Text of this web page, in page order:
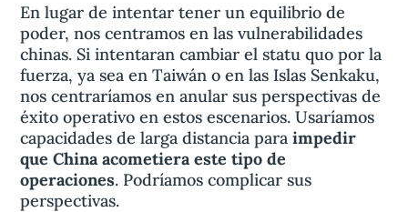
En lugar de intentar tener un equilibrio de
poder, nos centramos en las vulnerabilidades
chinas. Si intentaran cambiar el statu quo por la
fuerza, ya sea en Taiwán o en las Islas Senkaku,
nos centraríamos en anular sus perspectivas de
éxito operativo en estos escenarios. Usaríamos
capacidades de larga distancia paraimpedir
que China acometiera este tipo de
operaciones. Podríamos complicar sus
perspectivas.